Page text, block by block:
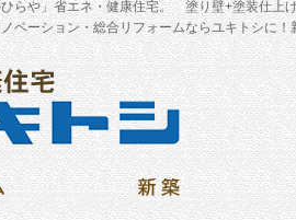
らや」省エネ・健康住宅。 塗り壁+塗装仕上
ベーション・総合リフォームならユキトシに